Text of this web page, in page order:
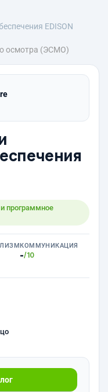
EDISON
осмотра (ЭСМО)
программное
КОММУНИКАЦИЯ
-/10